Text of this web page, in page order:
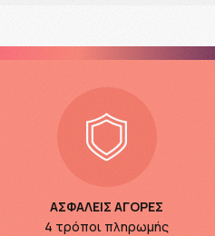
ΑΣΦΑΛΕΙΣ ΑΓΟΡΕΣ
4 τρόποι πληρωμής